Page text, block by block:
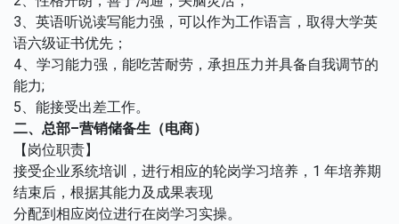
3、英语听说读写能力强，可以作为工作语言，取得大学英
语六级证书优先；
4、学习能力强，能吃苦耐劳，承担压力并具备自我调节的
能力;
5、能接受出差工作。
二、总部–营销储备生（电商）
【岗位职责】
接受企业系统培训，进行相应的轮岗学习培养，1 年培养期
结束后，根据其能力及成果表现
分配到相应岗位进行在岗学习实操。